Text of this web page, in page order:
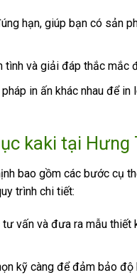
hạn, giúp bạn có sản
tình và giải đáp thắc mắc
in ấn khác nhau để
kaki tại Hưng
bao gồm các bước cụ
trình chi tiết:
vấn và đưa ra mẫu thiết
kỹ càng để đảm bảo độ